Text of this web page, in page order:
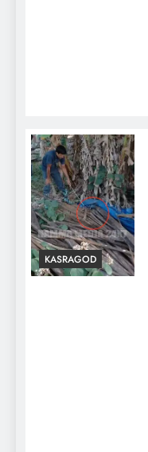
KASRAGOD